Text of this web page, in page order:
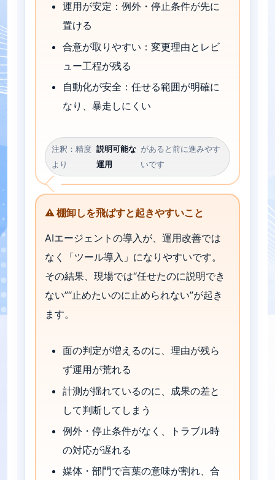
運用が安定：例外・停止条件が先に
置ける
合意が取りやすい：変更理由とレビ
ュー工程が残る
自動化が安全：任せる範囲が明確に
なり、暴走しにくい
注釈：精度
より
説明可能な
運用
があると前に進みやす
いです
⚠️ 棚卸しを飛ばすと起きやすいこと
AIエージェントの導入が、運用改善では
なく「ツール導入」になりやすいです。
その結果、現場では“任せたのに説明でき
ない”“止めたいのに止められない”が起き
ます。
面の判定が増えるのに、理由が残ら
ず運用が荒れる
計測が揺れているのに、成果の差と
して判断してしまう
例外・停止条件がなく、トラブル時
の対応が遅れる
媒体・部門で言葉の意味が割れ、合